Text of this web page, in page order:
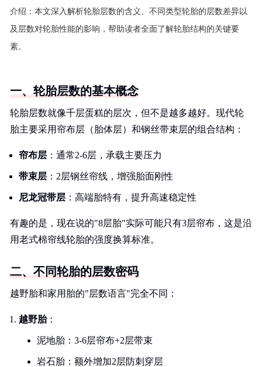
介绍： 本文深入解析轮胎层数的含义、不同类型轮胎的层数差异以
及层数对轮胎性能的影响，帮助读者全面了解轮胎结构的关键要
素。
一、轮胎层数的基本概念
轮胎层数就像千层蛋糕的层次，但不是越多越好。现代轮
胎主要采用帘布层（胎体层）和钢丝带束层的组合结构：
帘布层 ：通常2-6层，承载主要压力
带束层 ：2层钢丝帘线，增强胎面刚性
尼龙冠带层 ：高端胎特有，提升高速稳定性
有趣的是，现在说的"8层胎"实际可能只有3层帘布，这是沿
用老式棉帘线轮胎的强度换算标准。
二、不同轮胎的层数密码
越野胎和家用胎的"层数语言"完全不同：
越野胎：
泥地胎：3-6层帘布+2层带束
岩石胎：额外增加2层防刺穿层